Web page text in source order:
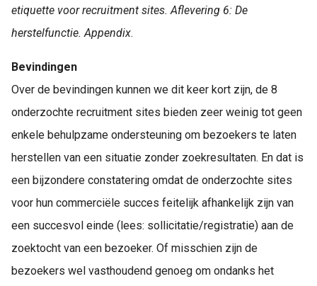
etiquette voor recruitment sites. Aflevering 6: De
herstelfunctie. Appendix.
Bevindingen
Over de bevindingen kunnen we dit keer kort zijn, de 8
onderzochte recruitment sites bieden zeer weinig tot geen
enkele behulpzame ondersteuning om bezoekers te laten
herstellen van een situatie zonder zoekresultaten. En dat is
een bijzondere constatering omdat de onderzochte sites
voor hun commerciële succes feitelijk afhankelijk zijn van
een succesvol einde (lees: sollicitatie/registratie) aan de
zoektocht van een bezoeker. Of misschien zijn de
bezoekers wel vasthoudend genoeg om ondanks het